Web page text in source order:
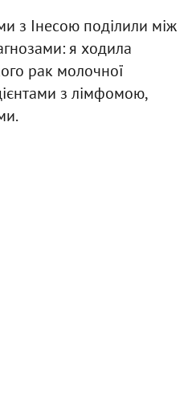
з Інесою поділили між
я ходила
рак молочної
з лімфомою,